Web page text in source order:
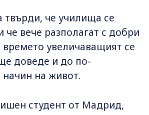
твърди, че училища се
че вече разполагат с добри
времето увеличаващият се
доведе и до по-
на живот.
студент от Мадрид,